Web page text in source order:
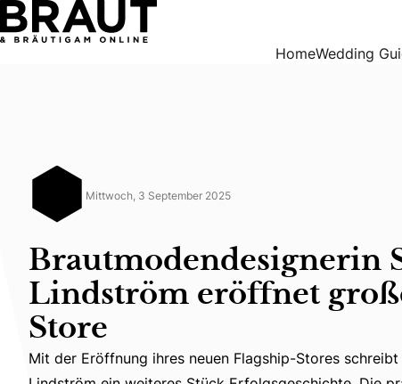
Brautmodendesignerin Sanna Lindström eröffnet großen
HomeWedding
Mittwoch, 3 September 2025
Brautmodendesignerin
Lindström eröffnet
Store
Mit der Eröffnung ihres neuen Flagship-Stores
Mit der Eröffnung ihres neuen Flagship-Stores schreibt